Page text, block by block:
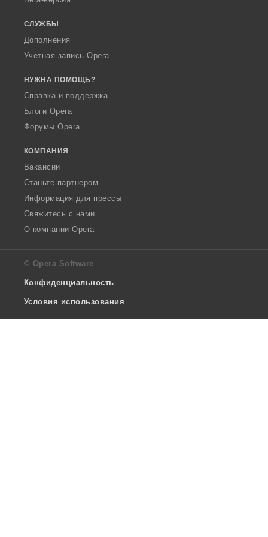
СЛУЖБЫ
Дополнения
Учетная запись Opera
НУЖНА ПОМОЩЬ?
Справка и поддержка
Блоги Opera
Форумы Opera
КОМПАНИЯ
Вакансии
Станьте партнером
Информация для прессы
Свяжитесь с нами
О компании Opera
© Opera Software
Конфиденциальность
Условия использования